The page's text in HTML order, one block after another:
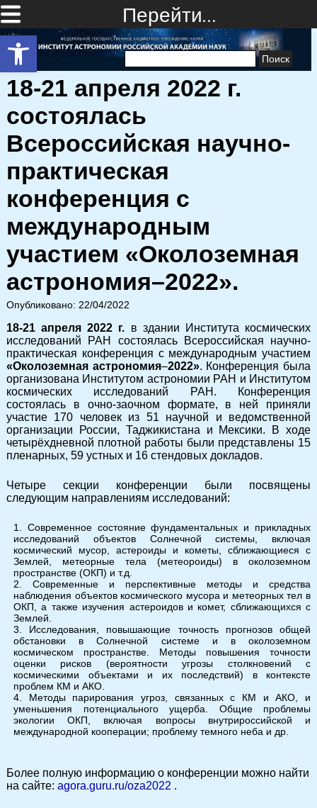
Открыть панель инструментов
Перейти…
Найти:
18-21 апреля 2022 г.
состоялась
Всероссийская научно-
практическая
конференция с
международным
участием «Околоземная
астрономия–2022».
Опубликовано: 22/04/2022
18-21 апреля 2022 г. в здании Института космических
исследований РАН состоялась Всероссийская научно-
практическая конференция с международным участием
«Околоземная астрономия–2022». Конференция была
организована Институтом астрономии РАН и Институтом
космических исследований РАН. Конференция
состоялась в очно-заочном формате, в ней приняли
участие 170 человек из 51 научной и ведомственной
организации России, Таджикистана и Мексики. В ходе
четырёхдневной плотной работы были представлены 15
пленарных, 59 устных и 16 стендовых докладов.
Четыре секции конференции были посвящены
следующим направлениям исследований:
Современное состояние фундаментальных и прикладных
исследований объектов Солнечной системы, включая
космический мусор, астероиды и кометы, сближающиеся с
Землей, метеорные тела (метеороиды) в околоземном
пространстве (ОКП) и т.д.
Современные и перспективные методы и средства
наблюдения объектов космического мусора и метеорных тел в
ОКП, а также изучения астероидов и комет, сближающихся с
Землей.
Исследования, повышающие точность прогнозов общей
обстановки в Солнечной системе и в околоземном
космическом пространстве. Методы повышения точности
оценки рисков (вероятности угрозы столкновений с
космическими объектами и их последствий) в контексте
проблем КМ и АКО.
Методы парирования угроз, связанных с КМ и АКО, и
уменьшения потенциального ущерба. Общие проблемы
экологии ОКП, включая вопросы внутрироссийской и
международной кооперации; проблему темного неба и др.
Более полную информацию о конференции можно найти
на сайте: agora.guru.ru/oza2022 .